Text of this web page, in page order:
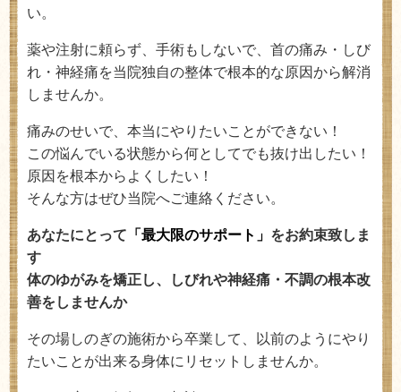
い。
薬や注射に頼らず、手術もしないで、首の痛み・しび
れ・神経痛を当院独自の整体で根本的な原因から解消
しませんか。
痛みのせいで、本当にやりたいことができない！
この悩んでいる状態から何としてでも抜け出したい！
原因を根本からよくしたい！
そんな方はぜひ当院へご連絡ください。
あなたにとって 「最大限のサポート」 をお約束致しま
す
体のゆがみを矯正し、しびれや神経痛・不調の根本改
善をしませんか
その場しのぎの施術から卒業して、以前のようにやり
たいことが出来る身体にリセットしませんか。